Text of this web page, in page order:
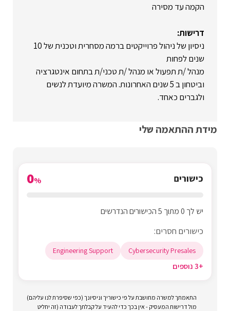
הקמה עד מסירה
דרישות:
ניסיון של ניהול פרוייקטים ברמה מסחרית וטכנית של 10
שנים לפחות
מנהל /ת תפעול או מנהל /ת טכני/ת בתחום אינטגרציה
וביטחון ב 5 שנים האחרונות. המשרה מיועדת לנשים
ולגברים כאחד.
מידת ההתאמה שלי
כישורים 0%
יש לך 0 מתוך 5 הכישורים הנדרשים
כישורים חסרים:
Cybersecurity Presales
Engineering Support
+3 נוספים
התאמתך למשרה מחושבת על פי כישוריך וניסיונך (כפי שסיפרת לנו עליהם)
מול דרישות המעסיק - אין בכך כדי להעיד על קבלתך לעבודה (זה יחליט